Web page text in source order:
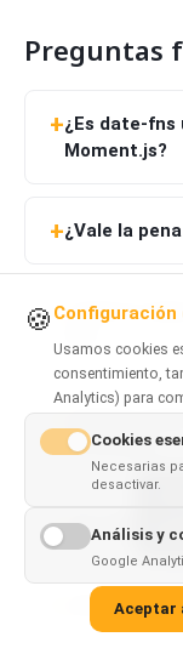
Preguntas
¿Es date-
Moment.js?
¿Vale la
¿Cuál es
¿Cuál es
de bundle?
¿Se puede
¿Qué
🍪 Configuración
Usamos cookies
consentimiento,
Analytics) para
Cookies
Necesarias
desactivar.
Análisis y
Google
Aceptar